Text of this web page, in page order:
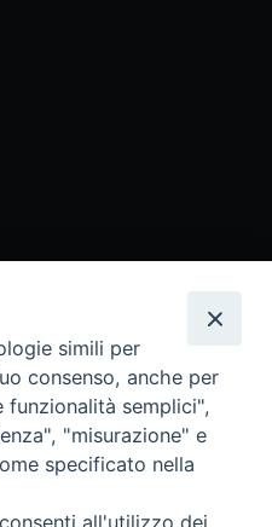
Digitale
simili per
consenso, anche per
semplici",
"misurazione" e
specificato nella